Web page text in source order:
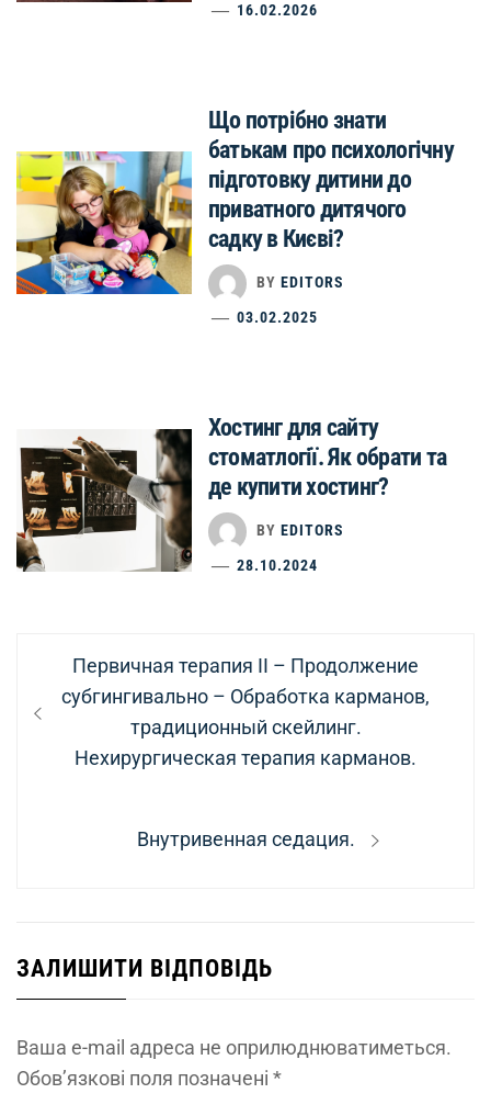
16.02.2026
Що потрібно знати
батькам про психологічну
підготовку дитини до
приватного дитячого
садку в Києві?
BY EDITORS
03.02.2025
Хостинг для сайту
стоматлогії. Як обрати та
де купити хостинг?
BY EDITORS
28.10.2024
Навігація
записів
Previous
post:
Первичная терапия II – Продолжение
субгингивально – Обработка карманов,
традиционный скейлинг.
Нехирургическая терапия карманов.
Next
Внутривенная седация.
ЗАЛИШИТИ ВІДПОВІДЬ
Ваша e-mail адреса не оприлюднюватиметься.
Обов’язкові поля позначені *